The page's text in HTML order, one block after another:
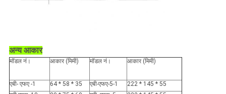
अन्य आकार
मॉडल नं। आकार (मिमी) मॉडल नं। आकार (मिमी)
एबी- एफए -1 64 * 58 * 35 एबी-एफए-5-1
222 * 145 * 55